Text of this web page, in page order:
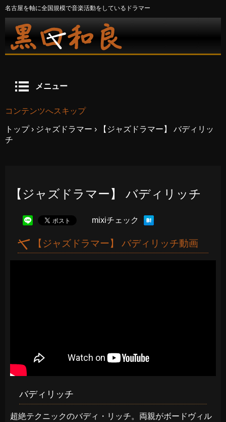
名古屋を軸に全国規模で音楽活動をしているドラマー
メニュー
コンテンツへスキップ
トップ › ジャズドラマー ›
【ジャズドラマー】 バディリッ
チ
【ジャズドラマー】 バディリッチ
mixiチェック
【ジャズドラマー】 バディリッチ動画
バディリッチ
超絶テクニックのバディ・リッチ。両親がボードヴィル